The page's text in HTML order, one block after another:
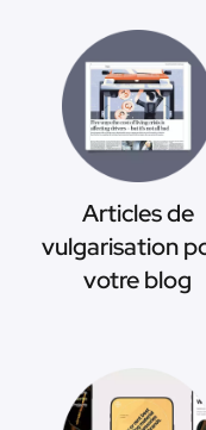
Articles de
vulgarisation
votre blog